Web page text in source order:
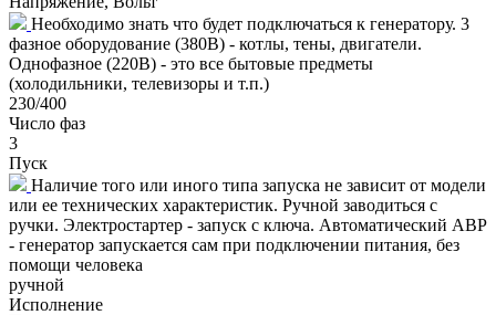
Необходимо знать что будет подключаться к генератору. 3
фазное оборудование (380В) - котлы, тены, двигатели.
Однофазное (220В) - это все бытовые предметы
(холодильники, телевизоры и т.п.)
230/400
Число фаз
3
Пуск
Наличие того или иного типа запуска не зависит от модели
или ее технических характеристик. Ручной заводиться с
ручки. Электростартер - запуск с ключа. Автоматический АВР
- генератор запускается сам при подключении питания, без
помощи человека
ручной
Исполнение